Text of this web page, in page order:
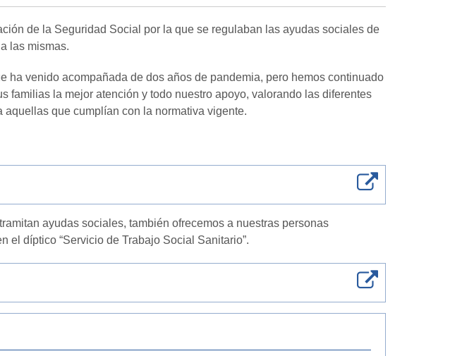
de la Seguridad Social por la que se regulaban las ayudas sociales de
las mismas.
ha venido acompañada de dos años de pandemia, pero hemos continuado
familias la mejor atención y todo nuestro apoyo, valorando las diferentes
que cumplían con la normativa vigente.
ayudas sociales, también ofrecemos a nuestras personas
el díptico “Servicio de Trabajo Social Sanitario”.